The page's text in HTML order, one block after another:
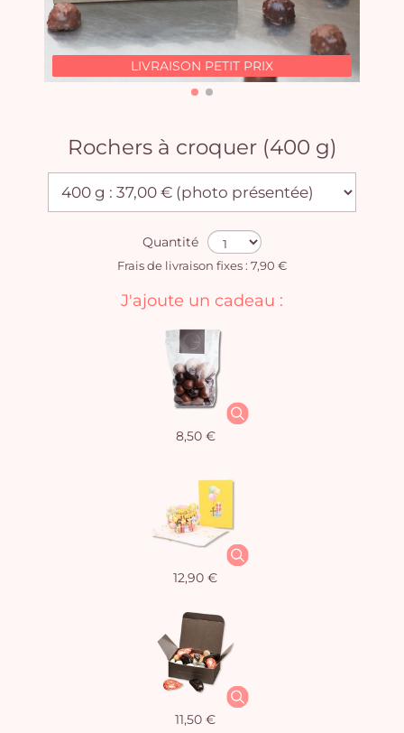
LIVRAISON PETIT PRIX
Rochers à croquer (400 g)
Quantité
Frais de livraison fixes : 7,90 €
J'ajoute un cadeau :
8,50 €
12,90 €
11,50 €